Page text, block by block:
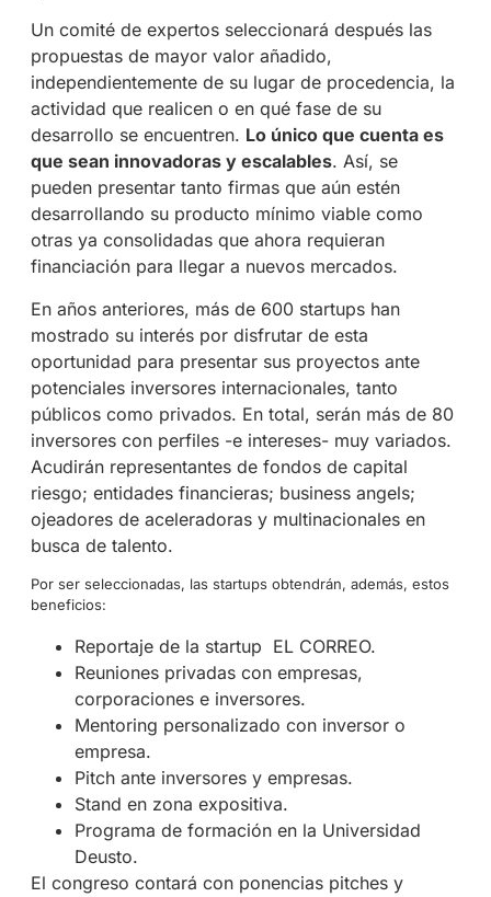
Un comité de expertos seleccionará después las
propuestas de mayor valor añadido,
independientemente de su lugar de procedencia, la
actividad que realicen o en qué fase de su
desarrollo se encuentren. Lo único que cuenta es
que sean innovadoras y escalables. Así, se
pueden presentar tanto firmas que aún estén
desarrollando su producto mínimo viable como
otras ya consolidadas que ahora requieran
financiación para llegar a nuevos mercados.
En años anteriores, más de 600 startups han
mostrado su interés por disfrutar de esta
oportunidad para presentar sus proyectos ante
potenciales inversores internacionales, tanto
públicos como privados. En total, serán más de 80
inversores con perfiles -e intereses- muy variados.
Acudirán representantes de fondos de capital
riesgo; entidades financieras; business angels;
ojeadores de aceleradoras y multinacionales en
busca de talento.
Por ser seleccionadas, las startups obtendrán, además, estos
beneficios:
Reportaje de la startup EL CORREO.
Reuniones privadas con empresas,
corporaciones e inversores.
Mentoring personalizado con inversor o
empresa.
Pitch ante inversores y empresas.
Stand en zona expositiva.
Programa de formación en la Universidad
Deusto.
El congreso contará con ponencias pitches y